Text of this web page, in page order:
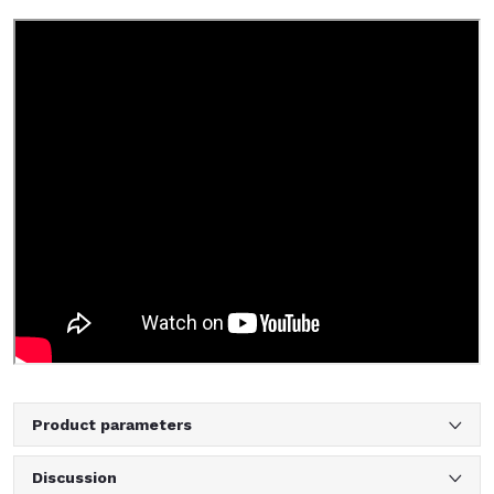
Product parameters
Discussion